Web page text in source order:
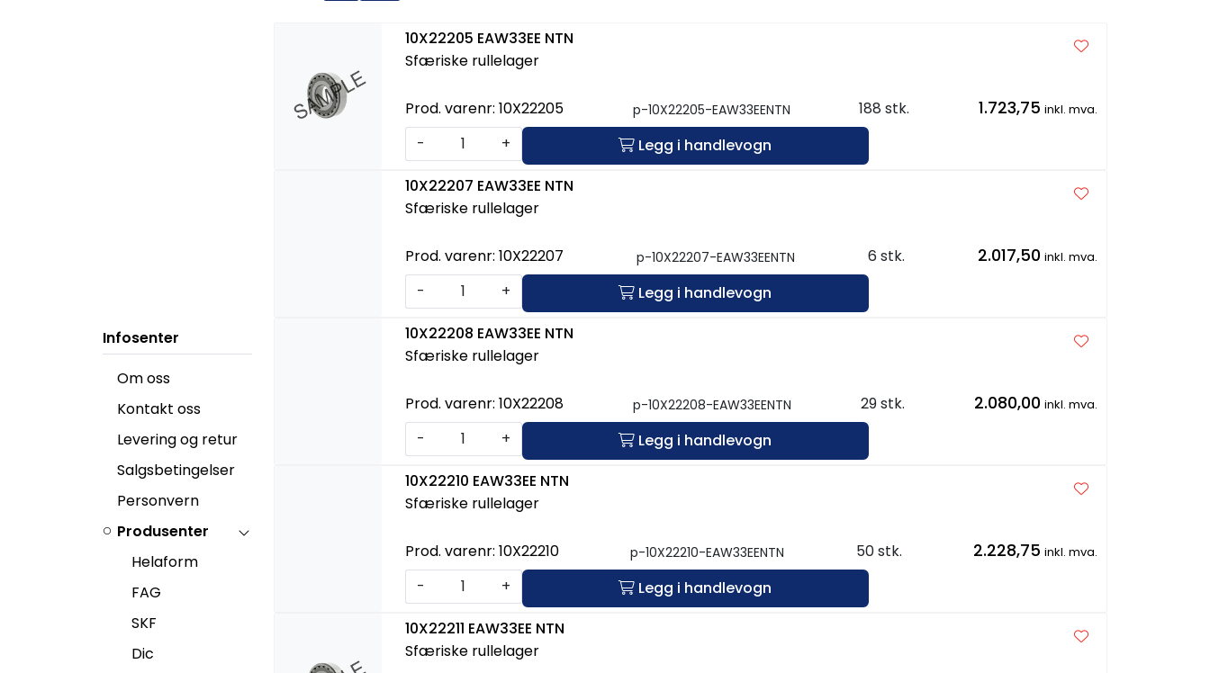
10X22205 EAW33EE NTN
Sfæriske rullelager
Prod. varenr: 10X22205 p-10X22205-EAW33EENTN 188 stk. 1.723,75 inkl. mva.
- +
Legg i handlevogn
10X22207 EAW33EE NTN
Sfæriske rullelager
Prod. varenr: 10X22207 p-10X22207-EAW33EENTN 6 stk. 2.017,50 inkl. mva.
- +
Legg i handlevogn
10X22208 EAW33EE NTN
Sfæriske rullelager
Prod. varenr: 10X22208 p-10X22208-EAW33EENTN 29 stk. 2.080,00 inkl. mva.
- +
Legg i handlevogn
10X22210 EAW33EE NTN
Sfæriske rullelager
Prod. varenr: 10X22210 p-10X22210-EAW33EENTN 50 stk. 2.228,75 inkl. mva.
- +
Legg i handlevogn
10X22211 EAW33EE NTN
Sfæriske rullelager
Infosenter
Om oss
Kontakt oss
Levering og retur
Salgsbetingelser
Personvern
Produsenter
Helaform
FAG
SKF
Dic